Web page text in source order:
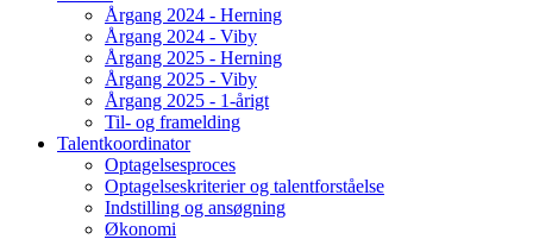
Årgang 2024 - Herning
Årgang 2024 - Viby
Årgang 2025 - Herning
Årgang 2025 - Viby
Årgang 2025 - 1-årigt
Til- og framelding
Talentkoordinator
Optagelsesproces
Optagelseskriterier og talentforståelse
Indstilling og ansøgning
Økonomi